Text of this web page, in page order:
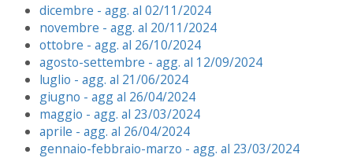
dicembre - agg. al 02/11/2024
novembre - agg. al 20/11/2024
ottobre - agg. al 26/10/2024
agosto-settembre - agg. al 12/09/2024
luglio - agg. al 21/06/2024
giugno - agg al 26/04/2024
maggio - agg. al 23/03/2024
aprile - agg. al 26/04/2024
gennaio-febbraio-marzo - agg. al 23/03/2024